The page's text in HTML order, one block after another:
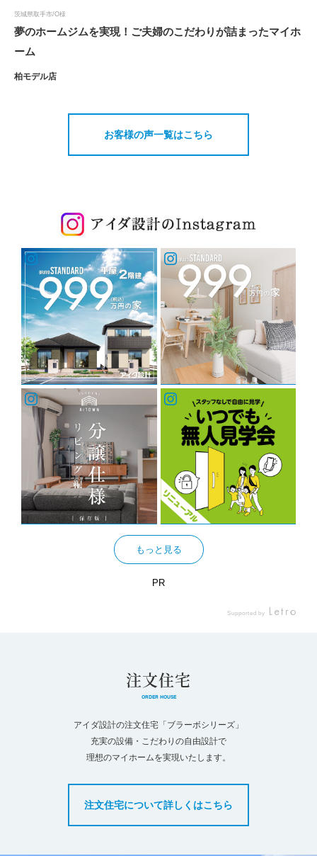
茨城県取手市/O様
夢のホームジムを実現！ご夫婦のこだわりが詰まったマイホ
ーム
柏モデル店
お客様の声一覧はこちら
もっと見る
PR
Supported by
注文住宅
ORDER HOUSE
アイダ設計の注文住宅「ブラーボシリーズ」
充実の設備・こだわりの自由設計で
理想のマイホームを実現いたします。
注文住宅について詳しくはこちら